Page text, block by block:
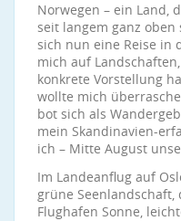
Norwegen – ein Land,
seit langem ganz
sich nun eine Reise in
mich auf
konkrete Vorstellung
wollte mich
bot sich als
mein Skandinavien-
ich – Mitte August
Im Landeanflug auf
grüne
Flughafen Sonne,